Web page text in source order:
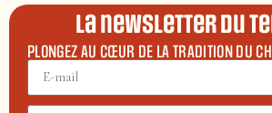
La newsletter du
PLONGEZ AU CŒUR DE LA TRADITION DU